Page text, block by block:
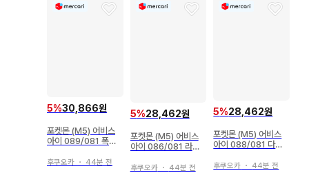
5%30,866원
포켓몬 (M5) 어비스
아이 089/081 폭사
후쿠오카 ・ 44분 전
5%28,462원
포켓몬 (M5) 어비스
아이 086/081 라이
후쿠오카・ 44분 전
5%28,462원
포켓몬 (M5) 어비스
아이 088/081 다다
후쿠오카 ・ 44분 전